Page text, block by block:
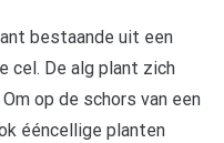
bestaande uit een
cel. De alg plant zich
op de schors van een
ééncellige planten